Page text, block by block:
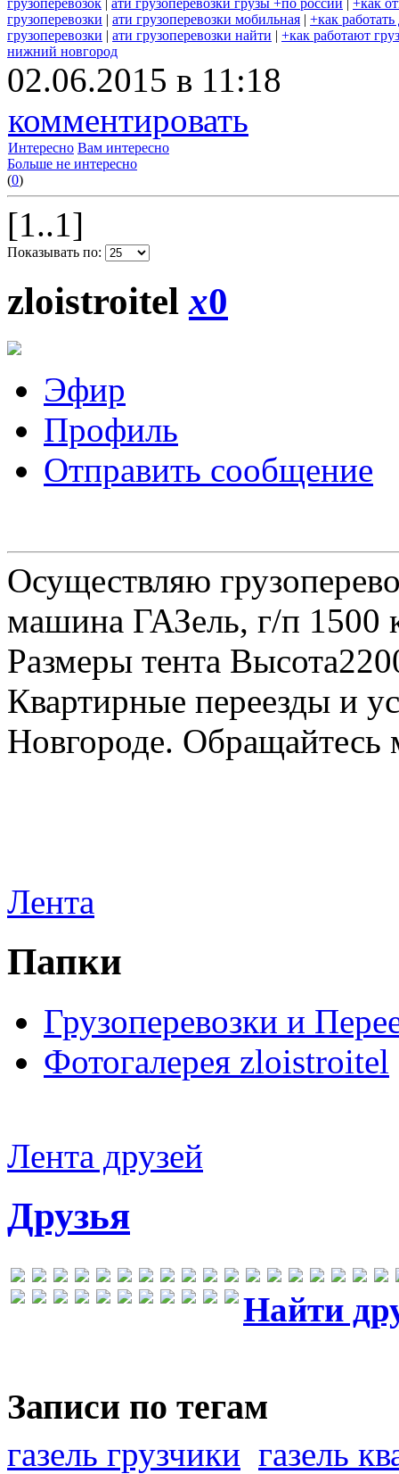
грузоперевозок ати грузоперевозки грузы +по россии
+как
грузоперевозки | ати грузоперевозки мобильная | +как
грузоперевозки | ати грузоперевозки найти | +как работают
нижний новгород
02.06.2015 в 11:18
комментировать
Интересно Вам интересно
Больше не интересно
(0)
[1..1]
Показывать по:
zloistroitelx0
Эфир
Профиль
Отправить сообщение
Осуществляю
машина ГАЗель, г/п 1500
Размеры тента
Квартирные переезды и
Новгороде.
Лента
Папки
Грузоперевозки и
Фотогалерея zloistroitel
Лента друзей
Друзья
Найти
Записи по тегам
газель грузчики газель